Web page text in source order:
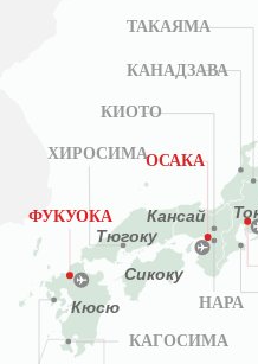
Кансай
Тюгоку
Сикоку
Кюсю
ОСАКА
ФУКУОКА
ТАКАЯМА
КАНАДЗАВА
КИОТО
НАРА
ХИРОСИМА
КАГОСИМА